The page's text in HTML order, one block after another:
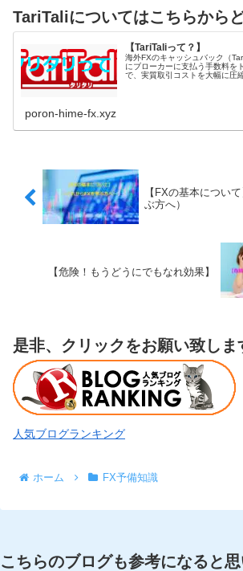
TariTaliについてはこちらから
【TariTaliって？】
海外FXのキャッシュバック（
にブローカーに支払う手数料を
で、実質取引コストを大幅に圧
poron-hime-fx.xyz
【FXの基本につい
ぶ方へ）
【危険！もうどうにでもなれ効果】
是非、クリックをお願い致し
人気ブログランキング
ホーム FX予備知識
こちらのブログも参考になると思